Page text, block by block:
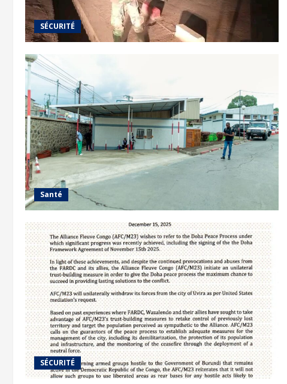
SÉCURITÉ
Santé
SÉCURITÉ